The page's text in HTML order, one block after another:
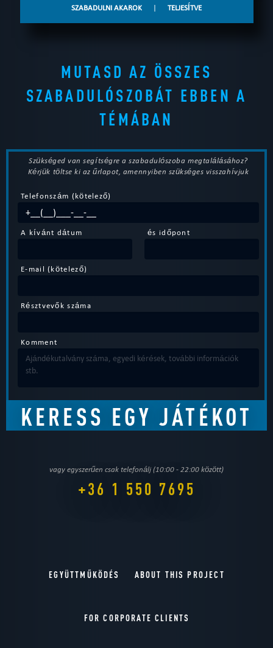
SZABADULNI AKAROK | TELJESÍTVE
MUTASD AZ ÖSSZES
SZABADULÓSZOBÁT EBBEN A
TÉMÁBAN
Szükséged van segítségre a szabadulószoba megtalálásához?
Kérjük töltse ki az űrlapot, amennyiben szükséges visszahívjuk
Telefonszám (kötelező)
A kívánt dátum és időpont
E-mail (kötelező)
Résztvevők száma
Komment
vagy egyszerűen csak telefonálj (10:00 - 22:00 között)
+36 1 550 7695
EGYÜTTMŰKÖDÉS ABOUT THIS PROJECT
FOR CORPORATE CLIENTS